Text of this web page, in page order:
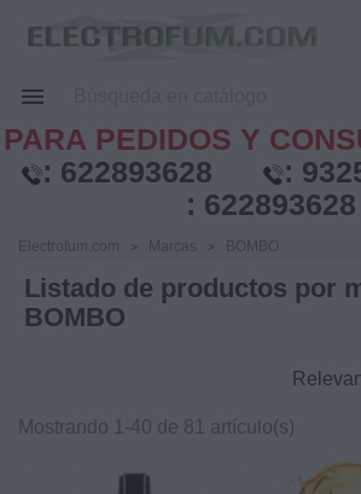

PARA PEDIDOS Y
: 622893628 :
: 622893628
Electrofum.com Marcas BOMBO
Listado de productos por
BOMBO
Mostrando 1-40 de 81 artículo(s)